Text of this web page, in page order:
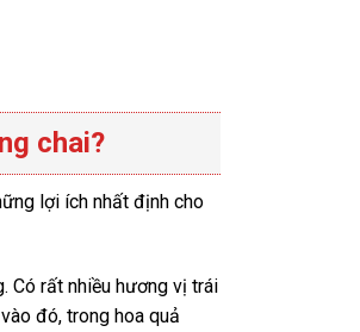
chai?
lợi ích nhất định cho
Có rất nhiều hương vị trái
đó, trong hoa quả